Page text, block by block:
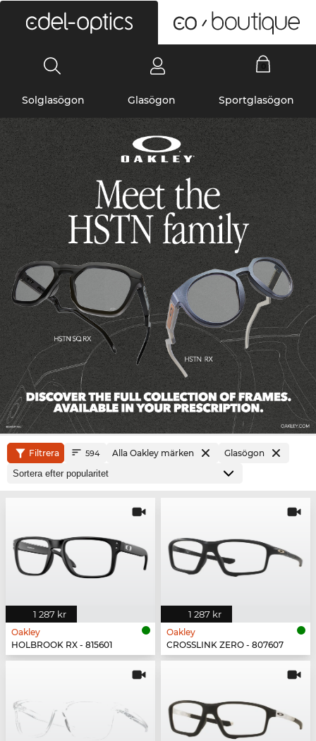
Solglasögon Glasögon Sportglasögon
Filtrera 594 Alla Oakley märken Glasögon
1 287 kr
Oakley
HOLBROOK RX - 815601
1 287 kr
Oakley
CROSSLINK ZERO - 807607